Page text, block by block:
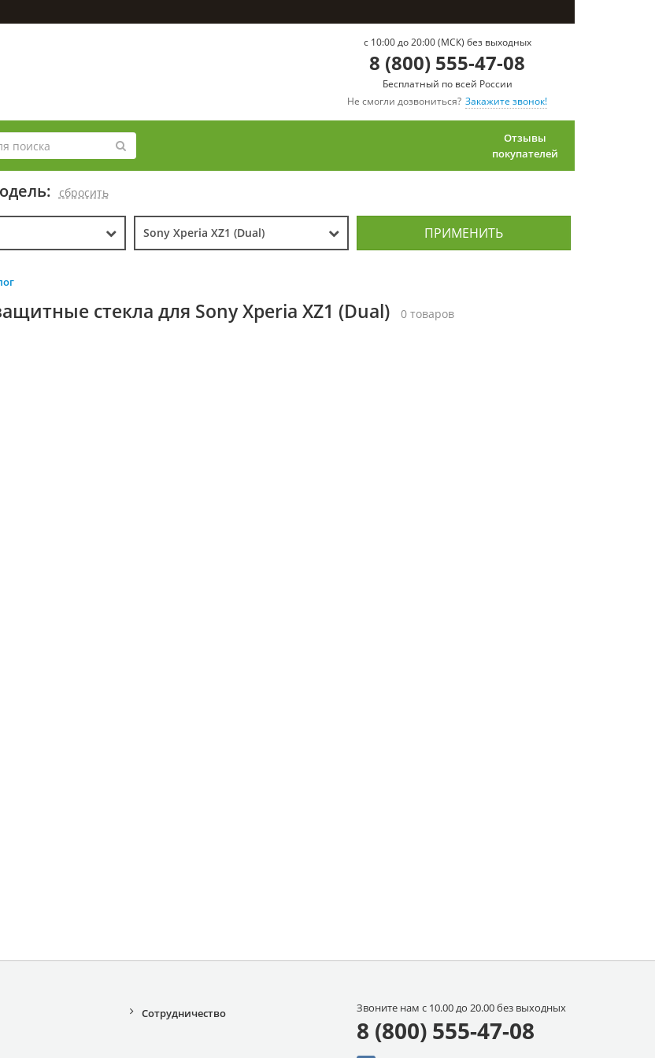
c 10:00 до 20:00 (МСК) без выходных
8 (800) 555-47-08
Бесплатный по всей России
Не смогли дозвониться? Закажите звонок!
Отзывы
покупателей
cбросить
Sony Xperia XZ1 (Dual) ПРИМЕНИТЬ
стекла для Sony Xperia XZ1 (Dual) 0 товаров
Сотрудничество Звоните нам с 10.00 до 20.00 без выходных
8 (800) 555-47-08